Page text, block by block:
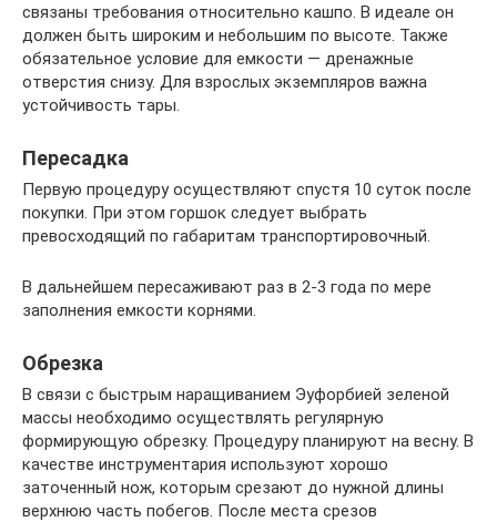
связаны требования относительно кашпо. В идеале он
должен быть широким и небольшим по высоте. Также
обязательное условие для емкости — дренажные
отверстия снизу. Для взрослых экземпляров важна
устойчивость тары.
Пересадка
Первую процедуру осуществляют спустя 10 суток после
покупки. При этом горшок следует выбрать
превосходящий по габаритам транспортировочный.
В дальнейшем пересаживают раз в 2-3 года по мере
заполнения емкости корнями.
Обрезка
В связи с быстрым наращиванием Эуфорбией зеленой
массы необходимо осуществлять регулярную
формирующую обрезку. Процедуру планируют на весну. В
качестве инструментария используют хорошо
заточенный нож, которым срезают до нужной длины
верхнюю часть побегов. После места срезов